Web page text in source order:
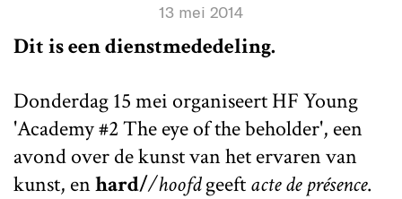
13 mei 2014
Dit is een dienstmededeling.
Donderdag 15 mei organiseert HF Young
'Academy #2 The eye of the beholder', een
avond over de kunst van het ervaren van
kunst, enhard//hoofdgeeftacte de présence.